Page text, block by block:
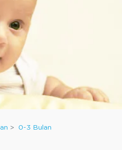
0-3 Bulan